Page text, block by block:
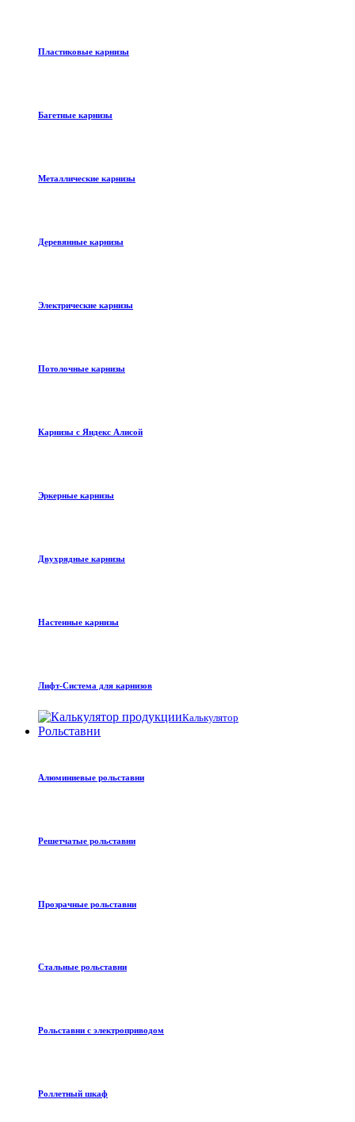
Пластиковые карнизы
Багетные карнизы
Металлические карнизы
Деревянные карнизы
Электрические карнизы
Потолочные карнизы
Карнизы с Яндекс Алисой
Эркерные карнизы
Двухрядные карнизы
Настенные карнизы
Лифт-Система для карнизов
Калькулятор
Рольставни
Алюминиевые рольставни
Решетчатые рольставни
Прозрачные рольставни
Стальные рольставни
Рольставни с электроприводом
Роллетный шкаф